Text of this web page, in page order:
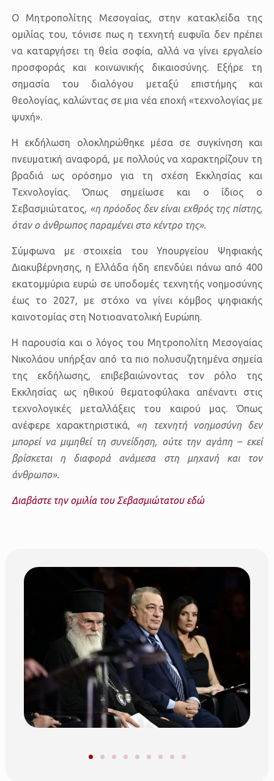
Ο Μητροπολίτης Μεσογαίας, στην κατακλείδα της
ομιλίας του, τόνισε πως η τεχνητή ευφυΐα δεν πρέπει
να καταργήσει τη θεία σοφία, αλλά να γίνει εργαλείο
προσφοράς και κοινωνικής δικαιοσύνης. Εξήρε τη
σημασία του διαλόγου μεταξύ επιστήμης και
θεολογίας, καλώντας σε μια νέα εποχή «τεχνολογίας με
ψυχή».
Η εκδήλωση ολοκληρώθηκε μέσα σε συγκίνηση και
πνευματική αναφορά, με πολλούς να χαρακτηρίζουν τη
βραδιά ως ορόσημο για τη σχέση Εκκλησίας και
Τεχνολογίας. Όπως σημείωσε και ο ίδιος ο
Σεβασμιώτατος, «η πρόοδος δεν είναι εχθρός της πίστης,
όταν ο άνθρωπος παραμένει στο κέντρο της».
Σύμφωνα με στοιχεία τουΥπουργείου Ψηφιακής
Διακυβέρνησης, η Ελλάδα ήδη επενδύει πάνω από 400
εκατομμύρια ευρώ σε υποδομές τεχνητής νοημοσύνης
έως το 2027, με στόχο να γίνει κόμβος ψηφιακής
καινοτομίας στη Νοτιοανατολική Ευρώπη.
Η παρουσία και ο λόγος του Μητροπολίτη Μεσογαίας
Νικολάου υπήρξαν από τα πιο πολυσυζητημένα σημεία
της εκδήλωσης, επιβεβαιώνοντας τον ρόλο της
Εκκλησίας ως ηθικού θεματοφύλακα απέναντι στις
τεχνολογικές μεταλλάξεις του καιρού μας. Όπως
ανέφερε χαρακτηριστικά, «η τεχνητή νοημοσύνη δεν
μπορεί να μιμηθεί τη συνείδηση, ούτε την αγάπη – εκεί
βρίσκεται η διαφορά ανάμεσα στη μηχανή και τον
άνθρωπο».
Διαβάστε την ομιλία του Σεβασμιώτατου εδώ